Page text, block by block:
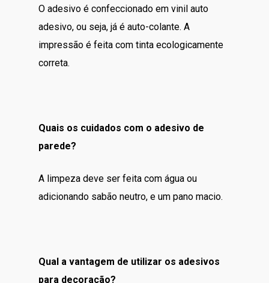
O adesivo é confeccionado em vinil auto
adesivo, ou seja, já é auto-colante. A
impressão é feita com tinta ecologicamente
correta.
Quais os cuidados com o adesivo de
parede?
A limpeza deve ser feita com água ou
adicionando sabão neutro, e um pano macio.
Qual a vantagem de utilizar os adesivos
para decoração?